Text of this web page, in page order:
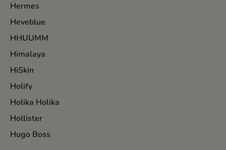
Hermes
Heveblue
HHUUMM
Himalaya
HiSkin
Holify
Holika Holika
Hollister
Hugo Boss